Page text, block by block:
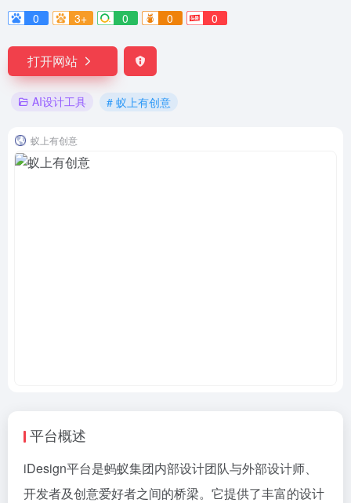
0
3+ 0 0 0
打开网站
AI设计工具 # 蚁上有创意
蚁上有创意
平台概述
iDesign平台是蚂蚁集团内部设计团队与外部设计师、
开发者及创意爱好者之间的桥梁。它提供了丰富的设计